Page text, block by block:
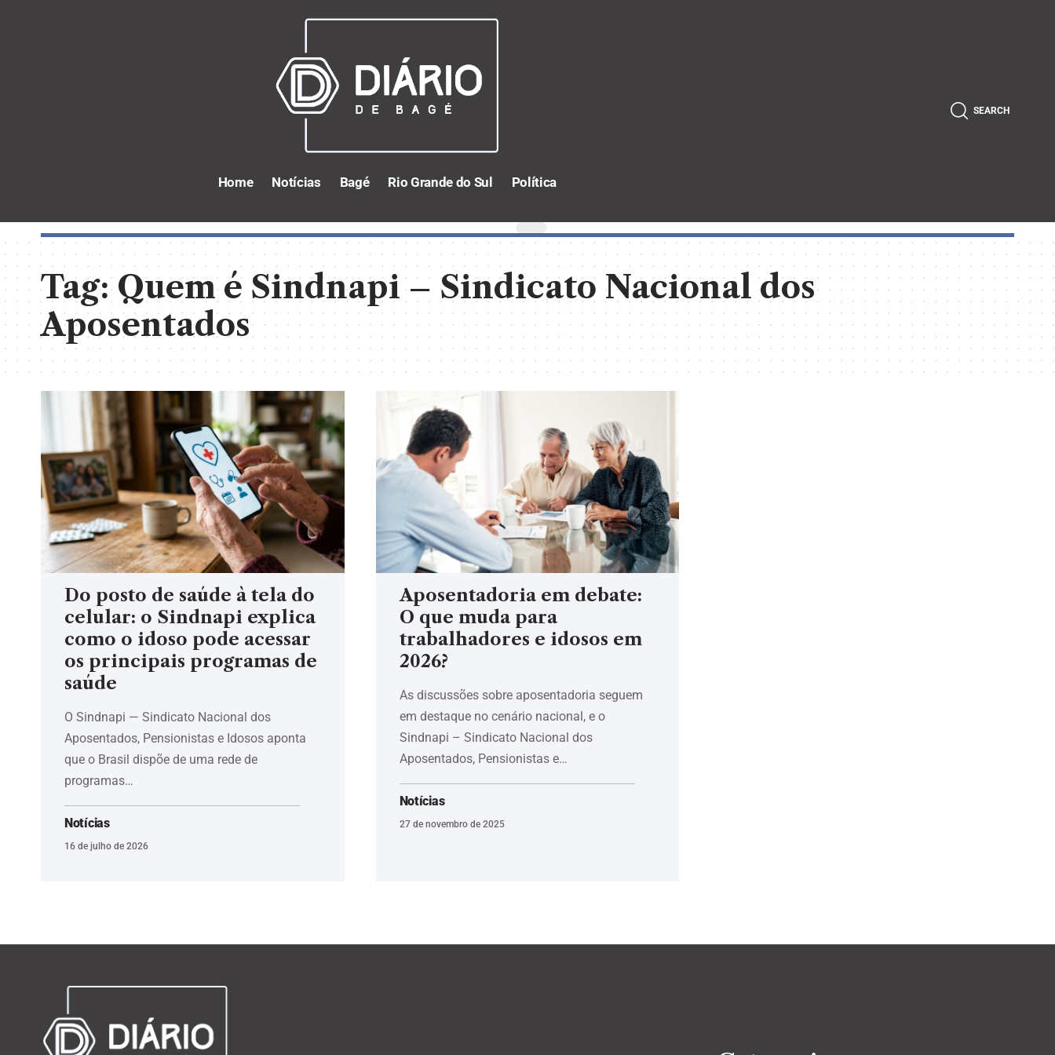
Home Notícias Bagé Rio Grande do Sul Política
SEARCH
Tag:Quem é Sindnapi – Sindicato Nacional dos
Aposentados
Do posto de saúde à tela do
celular: o Sindnapi explica
como o idoso pode acessar
os principais programas de
saúde
O Sindnapi — Sindicato Nacional dos
Aposentados, Pensionistas e Idosos aponta
que o Brasil dispõe de uma rede de
programas…
Notícias
16 de julho de 2026
Aposentadoria em debate:
O que muda para
trabalhadores e idosos em
2026?
As discussões sobre aposentadoria seguem
em destaque no cenário nacional, e o
Sindnapi – Sindicato Nacional dos
Aposentados, Pensionistas e…
Notícias
27 de novembro de 2025